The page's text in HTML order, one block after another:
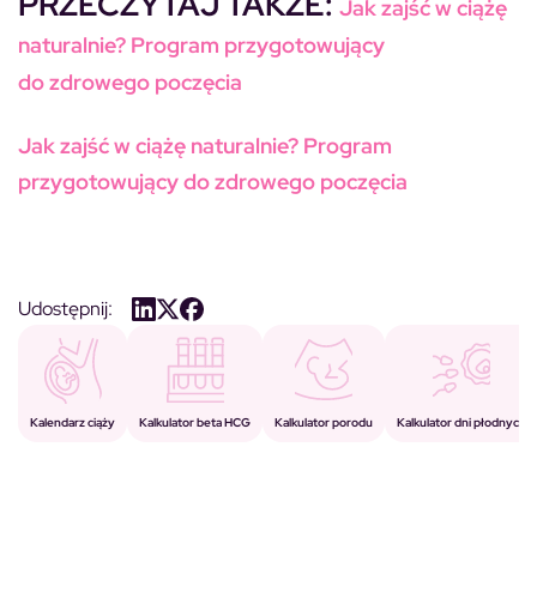
Jak zajść w ciążę
naturalnie? Program przygotowujący
do zdrowego poczęcia
Jak zajść w ciążę naturalnie? Program
przygotowujący do zdrowego poczęcia
Udostępnij:
Kalendarz ciąży Kalkulator beta HCG Kalkulator porodu Kalkulator dni płodnych